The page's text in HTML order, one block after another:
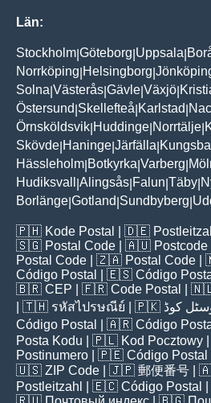
Län:
Stockholm Göteborg Uppsala
Norrköping Helsingborg
Solna Västerås Gävle Växjö
Östersund Skellefteå Karlstad
Örnsköldsvik Huddinge Norrtälje
Skövde Haninge Järfälla
Hässleholm Botkyrka Varberg
Hudiksvall
Alingsås Falun Täby
Borlänge Gotland Sundbyberg
🇵🇭 Kode Postal | 🇩🇪
🇸🇬 Postal Code | 🇦🇺 Postcode
Postal Code | 🇿🇦 Postal Code |
Código Postal
| 🇪🇸 Código
🇧🇷 CEP | 🇫🇷 Code Postal |
| 🇹🇭 รหัสไปรษณีย์ | 🇵🇰 کوڈ
Código Postal
| 🇦🇷 Código
Posta Kodu | 🇵🇱 Kod Pocztowy
Postinumero | 🇵🇪 Código Postal
🇺🇸 ZIP Code | 🇯🇵 郵便番号 |
Postleitzahl
| 🇪🇨 Código Postal